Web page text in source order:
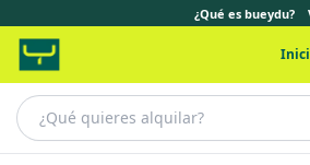
¿Qué es bueydu?